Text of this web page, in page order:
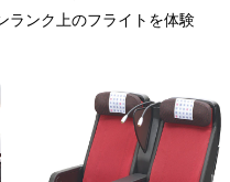
ランク上のフライトを体験